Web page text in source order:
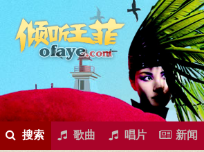
有歌曲专辑
王菲新闻王菲的精美图片王菲精彩视频王菲论坛
搜索 歌曲 唱片 新闻